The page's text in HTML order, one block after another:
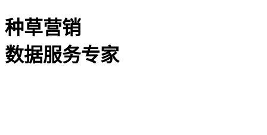
种草营销
数据服务专家